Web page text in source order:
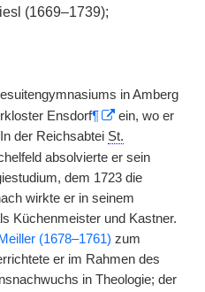
(1669–1739);
in Amberg
Ensdorf¶
ein, wo er
der Reichsabtei St.
absolvierte er sein
dem 1723 die
wirkte er in seinem
Küchenmeister und Kastner.
(1678–1761) zum
er im Rahmen des
in Theologie; der